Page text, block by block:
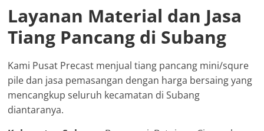
Layanan Material dan Jasa
Tiang Pancang di Subang
Kami Pusat Precast menjual tiang pancang mini/squre
pile dan jasa pemasangan dengan harga bersaing yang
mencangkup seluruh kecamatan di Subang
diantaranya.